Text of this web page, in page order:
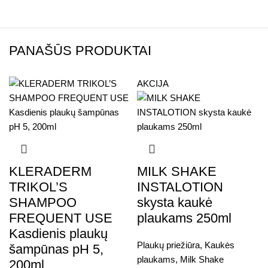
PANAŠŪS PRODUKTAI
KLERADERM
TRIKOL’S
SHAMPOO
FREQUENT USE
Kasdienis plaukų
šampūnas pH 5,
200ml
AKCIJA
MILK SHAKE
INSTALOTION
skysta kaukė
plaukams 250ml
Plaukų priežiūra, Kaukės
plaukams, Milk Shake